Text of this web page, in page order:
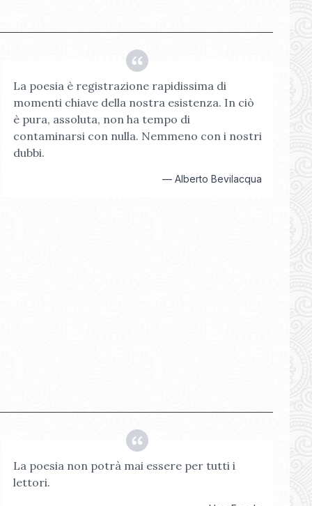
La poesia è registrazione rapidissima di
momenti chiave della nostra esistenza. In ciò
è pura, assoluta, non ha tempo di
contaminarsi con nulla. Nemmeno con i nostri
dubbi.
— Alberto Bevilacqua
La poesia non potrà mai essere per tutti i
lettori.